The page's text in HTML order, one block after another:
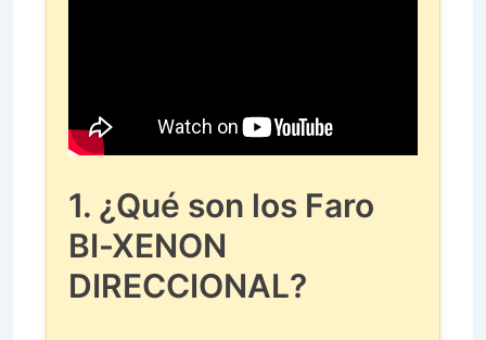
1. ¿Qué son los Faro
BI-XENON
DIRECCIONAL?